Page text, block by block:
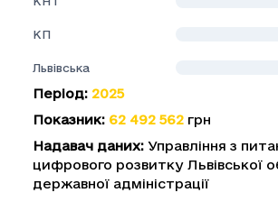
КП
Львівська
Період: 2025
Показник: 62 492 562 грн
Надавач даних: Управління з
цифрового розвитку Львівської
державної адміністрації